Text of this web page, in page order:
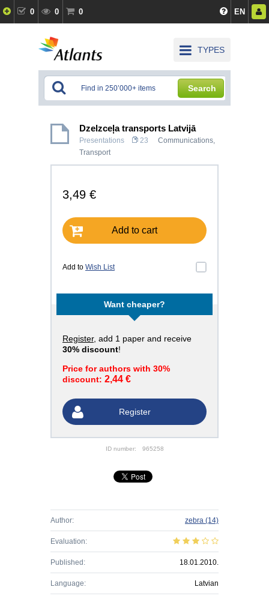
0 0 0 EN
TYPES
Search
Dzelzceļa transports Latvijā
Presentations 23
Communications,
Transport
3,49 €
Add to cart
Add to Wish List
Want cheaper?
Register, add 1 paper and receive
30% discount!
Price for authors with 30%
discount: 2,44 €
Register
ID number: 965258
Author: zebra (14)
Evaluation:
Published: 18.01.2010.
Language: Latvian